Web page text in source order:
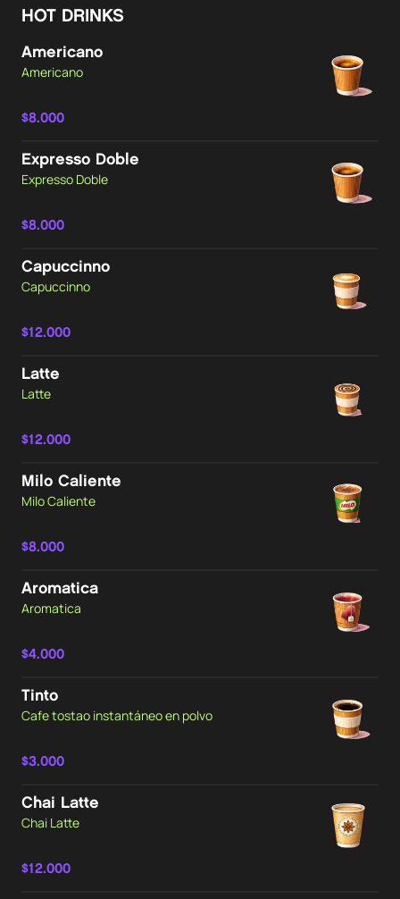
HOT DRINKS
Americano
Americano
$8.000
Expresso Doble
Expresso Doble
$8.000
Capuccinno
Capuccinno
$12.000
Latte
Latte
$12.000
Milo Caliente
Milo Caliente
$8.000
Aromatica
Aromatica
$4.000
Tinto
Cafe tostao instantáneo en polvo
$3.000
Chai Latte
Chai Latte
$12.000